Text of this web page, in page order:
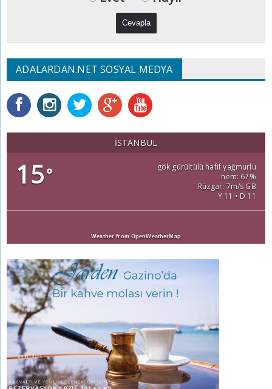
ADALARDAN.NET SOSYAL MEDYA
İSTANBUL
15°
gök gürültülü hafif yağmurlu
nem: 67%
Rüzgar: 7m/s GB
Y 11 • D 11
Weather from OpenWeatherMap